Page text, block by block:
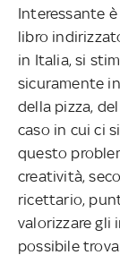
Interessante
libro
in Italia, si
sicuramente
della pizza,
caso in cui ci
questo
creatività,
ricettario,
valorizzare gli
possibile